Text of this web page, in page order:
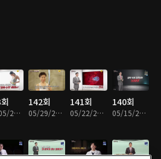
06/05/2026 • 45분
142회
05/29/2026 • 45분
141회
05/22/2026 • 45분
140회
05/15/2026 • 45분